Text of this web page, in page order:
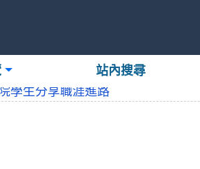
站內搜尋
學生分享職涯進路